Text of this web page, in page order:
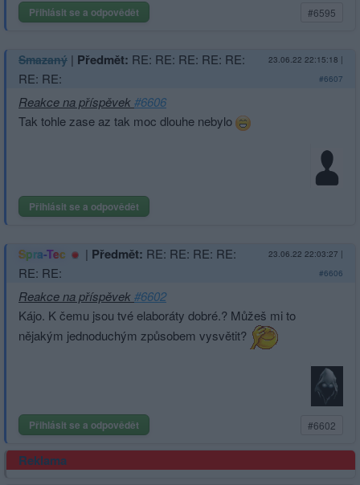
Přihlásit se a odpovědět #6595
Smazaný | Předmět: RE: RE: RE: RE: RE:
RE: RE:
23.06.22 22:15:18 |
#6607
Reakce na příspěvek#6606
Tak tohle zase az tak moc dlouhe nebylo
Přihlásit se a odpovědět
Spra-Tec | Předmět: RE: RE: RE: RE:
RE: RE:
23.06.22 22:03:27 |
#6606
Reakce na příspěvek#6602
Kájo. K čemu jsou tvé elaboráty dobré.? Můžeš mi to
nějakým jednoduchým způsobem vysvětit?
Přihlásit se a odpovědět #6602
Reklama